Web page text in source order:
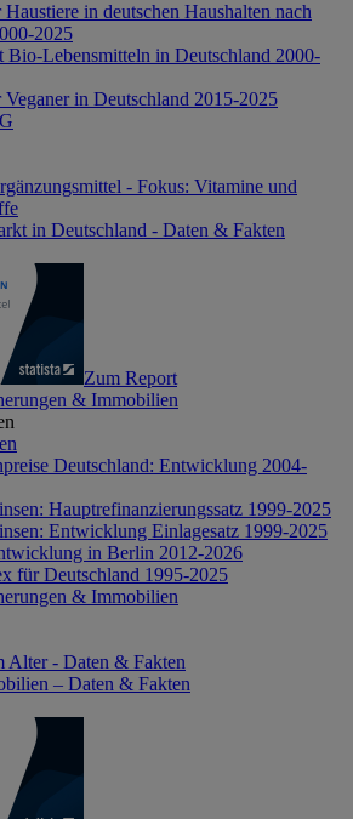
in deutschen Haushalten nach
2025
Bio-Lebensmitteln in Deutschland 2000-
Veganer in Deutschland 2015-2025
- Fokus: Vitamine und
in Deutschland - Daten & Fakten
Zum Report
& Immobilien
Deutschland: Entwicklung 2004-
Hauptrefinanzierungssatz 1999-2025
Entwicklung Einlagesatz 1999-2025
in Berlin 2012-2026
für Deutschland 1995-2025
& Immobilien
Alter - Daten & Fakten
– Daten & Fakten